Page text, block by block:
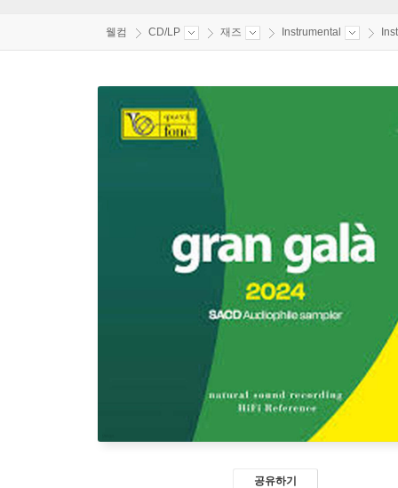
웰컴 CD/LP 재즈 Instrumental
공유하기